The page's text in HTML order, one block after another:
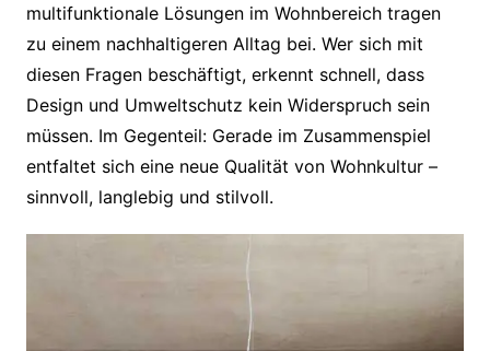
multifunktionale Lösungen im Wohnbereich tragen
zu einem nachhaltigeren Alltag bei. Wer sich mit
diesen Fragen beschäftigt, erkennt schnell, dass
Design und Umweltschutz kein Widerspruch sein
müssen. Im Gegenteil: Gerade im Zusammenspiel
entfaltet sich eine neue Qualität von Wohnkultur –
sinnvoll, langlebig und stilvoll.